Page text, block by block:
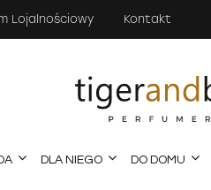
Lojalnościowy Kontakt
DLA NIEGO DO DOMU